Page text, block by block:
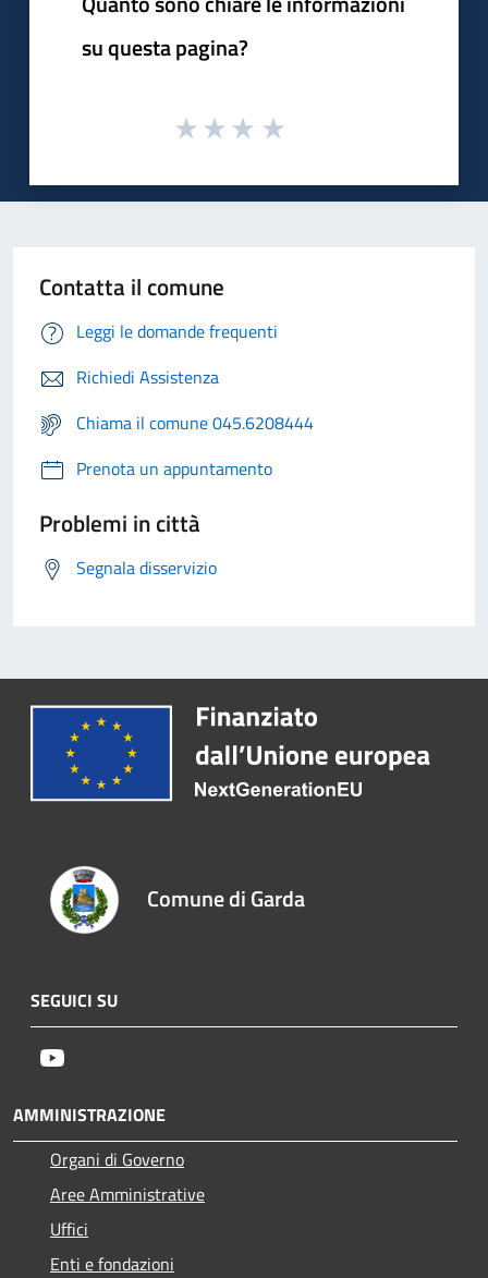
su questa pagina?
Contatta il comune
Leggi le domande frequenti
Richiedi Assistenza
Chiama il comune 045.6208444
Prenota un appuntamento
Problemi in città
Segnala disservizio
Comune di Garda
SEGUICI SU
AMMINISTRAZIONE
Organi di Governo
Aree Amministrative
Uffici
Enti e fondazioni